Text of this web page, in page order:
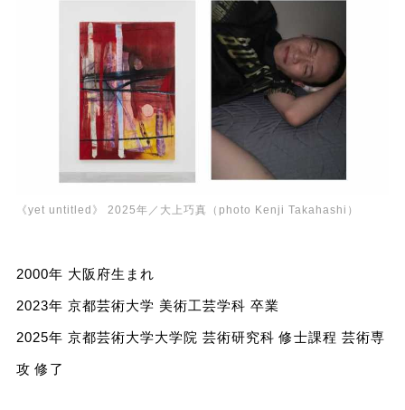
《yet untitled》 2025年／大上巧真（photo Kenji Takahashi）
2000年 大阪府生まれ
2023年 京都芸術大学 美術工芸学科 卒業
2025年 京都芸術大学大学院 芸術研究科 修士課程 芸術専
攻 修了